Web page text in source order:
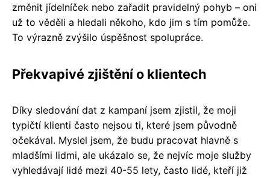
změnit jídelníček nebo zařadit pravidelný pohyb – oni
už to věděli a hledali někoho, kdo jim s tím pomůže.
To výrazně zvýšilo úspěšnost spolupráce.
Překvapivé zjištění o klientech
Díky sledování dat z kampaní jsem zjistil, že moji
typičtí klienti často nejsou ti, které jsem původně
očekával. Myslel jsem, že budu pracovat hlavně s
mladšími lidmi, ale ukázalo se, že nejvíc moje služby
vyhledávají lidé mezi 40-55 lety, často lidé, kteří již